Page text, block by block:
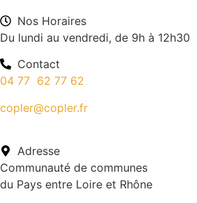
Nos Horaires
Du lundi au vendredi, de 9h à 12h30
Contact
04 77 62 77 62
copler@copler.fr
Adresse
Communauté de communes
du Pays entre Loire et Rhône